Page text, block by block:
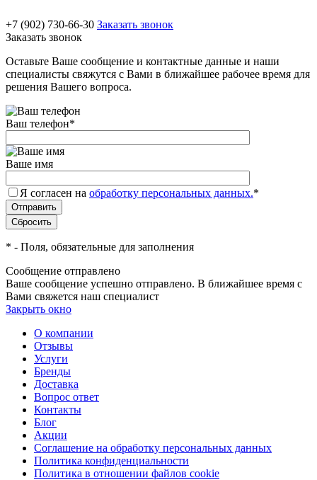
+7 (902) 730-66-30 Заказать звонок
Заказать звонок
Оставьте Ваше сообщение и контактные данные и наши
специалисты свяжутся с Вами в ближайшее рабочее время для
решения Вашего вопроса.
Ваш телефон*
Ваше имя
Я согласен на обработку персональных данных.*
* - Поля, обязательные для заполнения
Сообщение отправлено
Ваше сообщение успешно отправлено. В ближайшее время с
Вами свяжется наш специалист
Закрыть окно
О компании
Отзывы
Услуги
Бренды
Доставка
Вопрос ответ
Контакты
Блог
Акции
Соглашение на обработку персональных данных
Политика конфиденциальности
Политика в отношении файлов cookie